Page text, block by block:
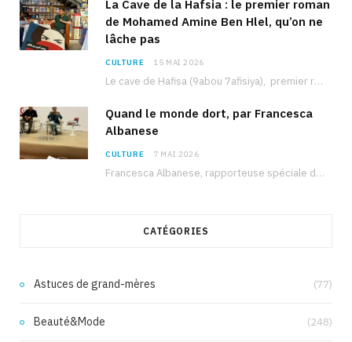
La Cave de la Hafsia : le premier roman
de Mohamed Amine Ben Hlel, qu’on ne
lâche pas
CULTURE 15 MAI 2026
Le cave de Hafisa (9abou 7afisiya), premier roman du journaliste tunisien Mohamed Amine Ben Hlel,…
Quand le monde dort, par Francesca
Albanese
CULTURE 7 MAI 2026
Francesca Albanese, rapporteuse spéciale de l’ONU sur les territoires palestiniens occupés, était à Tunis pour…
CATÉGORIES
Astuces de grand-mères (77)
Beauté&Mode (248)